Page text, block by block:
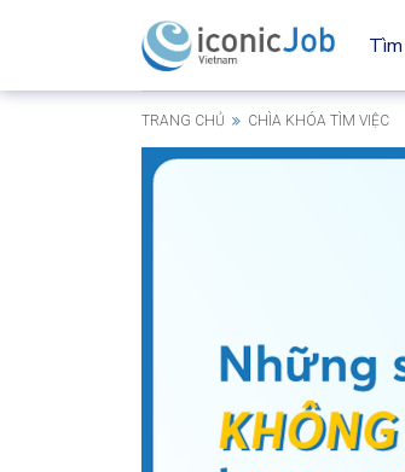
TRANG CHỦ CHÌA KHÓA TÌM VIỆC